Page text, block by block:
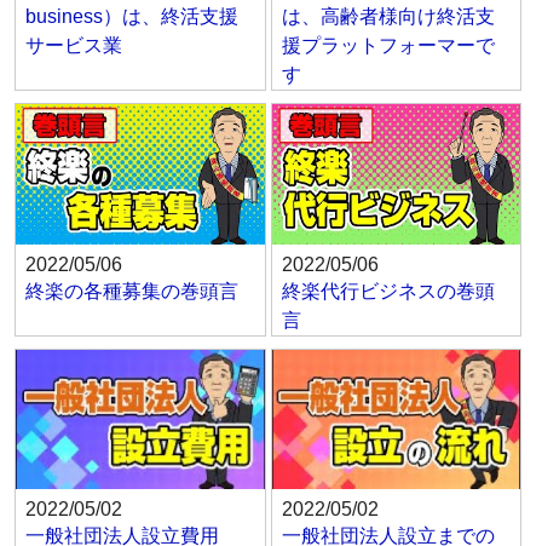
business）は、終活支援
サービス業
は、高齢者様向け終活支
援プラットフォーマーで
す
2022/05/06
終楽の各種募集の巻頭言
2022/05/06
終楽代行ビジネスの巻頭
言
2022/05/02
一般社団法人設立費用
2022/05/02
一般社団法人設立までの